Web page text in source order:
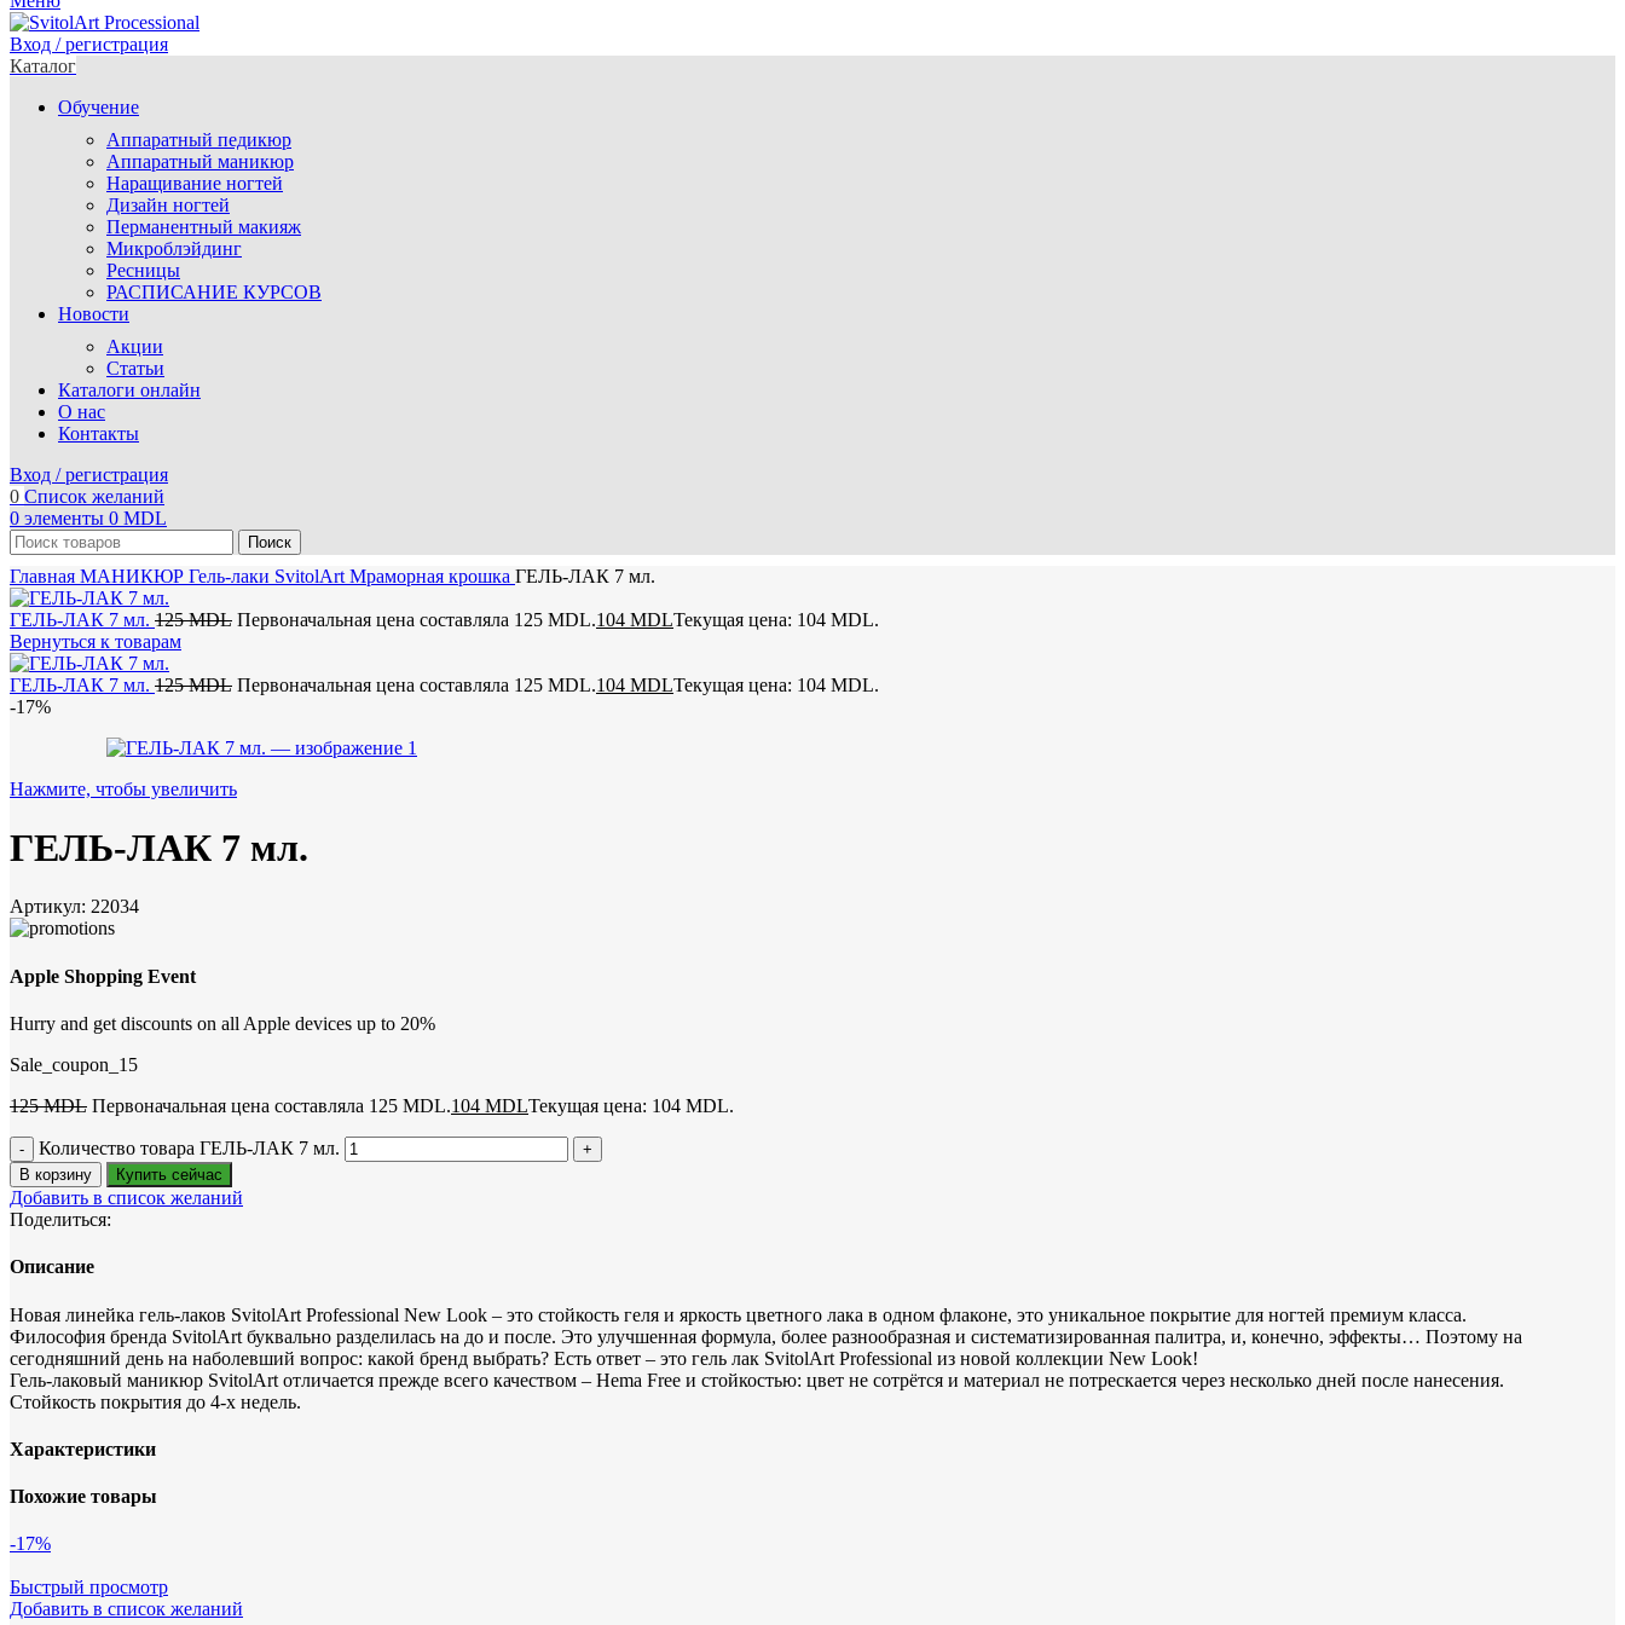
Вход / регистрация
Каталог
Обучение
Аппаратный педикюр
Аппаратный маникюр
Наращивание ногтей
Дизайн ногтей
Перманентный макияж
Микроблэйдинг
Ресницы
РАСПИСАНИЕ КУРСОВ
Новости
Акции
Статьи
Каталоги онлайн
О нас
Контакты
Вход / регистрация
0 Список желаний
0 элементы 0 MDL
Поиск
Главная МАНИКЮР Гель-лаки SvitolArt Мраморная крошка ГЕЛЬ-ЛАК 7 мл.
ГЕЛЬ-ЛАК 7 мл. 125MDL Первоначальная цена составляла 125 MDL.104 MDLТекущая цена: 104 MDL.
Вернуться к товарам
ГЕЛЬ-ЛАК 7 мл. 125MDL Первоначальная цена составляла 125 MDL.104 MDLТекущая цена: 104 MDL.
-17%
Нажмите, чтобы увеличить
ГЕЛЬ-ЛАК 7 мл.
Артикул: 22034
Apple Shopping Event
Hurry and get discounts on all Apple devices up to 20%
Sale_coupon_15
125MDL Первоначальная цена составляла 125 MDL.104 MDLТекущая цена: 104 MDL.
Количество товара ГЕЛЬ-ЛАК 7 мл.
В корзину Купить сейчас
Добавить в список желаний
Поделиться:
Описание
Новая линейка гель-лаков SvitolArt Professional New Look – это стойкость геля и яркость цветного лака в одном флаконе, это уникальное покрытие для ногтей премиум класса.
Философия бренда SvitolArt буквально разделилась на до и после. Это улучшенная формула, более разнообразная и систематизированная палитра, и, конечно, эффекты… Поэтому на
сегодняшний день на наболевший вопрос: какой бренд выбрать? Есть ответ – это гель лак SvitolArt Professional из новой коллекции New Look!
Гель-лаковый маникюр SvitolArt отличается прежде всего качеством – Hema Free и стойкостью: цвет не сотрётся и материал не потрескается через несколько дней после нанесения.
Стойкость покрытия до 4-х недель.
Характеристики
Похожие товары
-17%
Быстрый просмотр
Добавить в список желаний